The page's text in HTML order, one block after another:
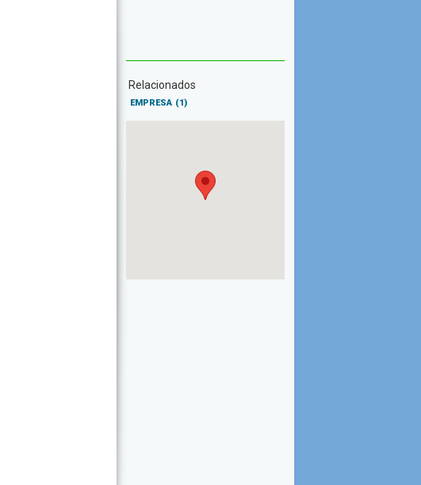
Relacionados
EMPRESA (1)